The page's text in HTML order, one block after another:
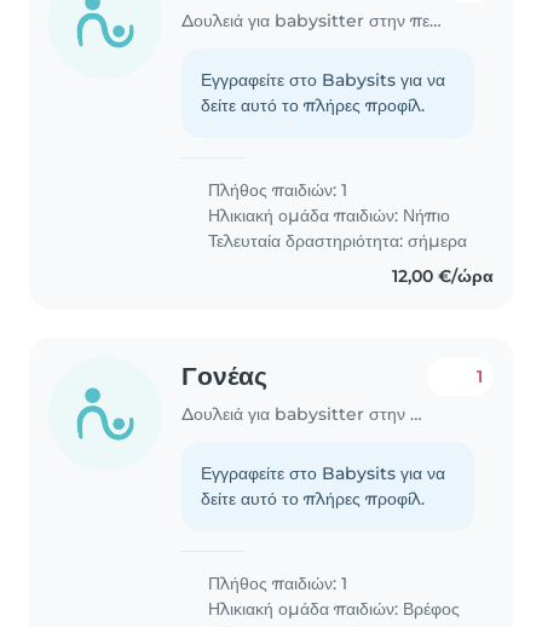
Δουλειά για babysitter στην περιοχή Χανιά
Εγγραφείτε στο Babysits για να
δείτε αυτό το πλήρες προφίλ.
Πλήθος παιδιών: 1
Ηλικιακή ομάδα παιδιών: Νήπιο
Τελευταία δραστηριότητα: σήμερα
12,00 €/ώρα
Γονέας
Δουλειά για babysitter στην περιοχή Χανιά
1
Εγγραφείτε στο Babysits για να
δείτε αυτό το πλήρες προφίλ.
Πλήθος παιδιών: 1
Ηλικιακή ομάδα παιδιών: Βρέφος